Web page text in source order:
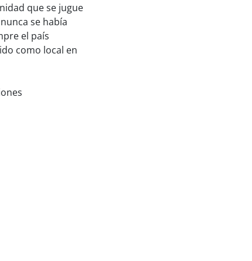
que se jugue
se había
el país
como local en